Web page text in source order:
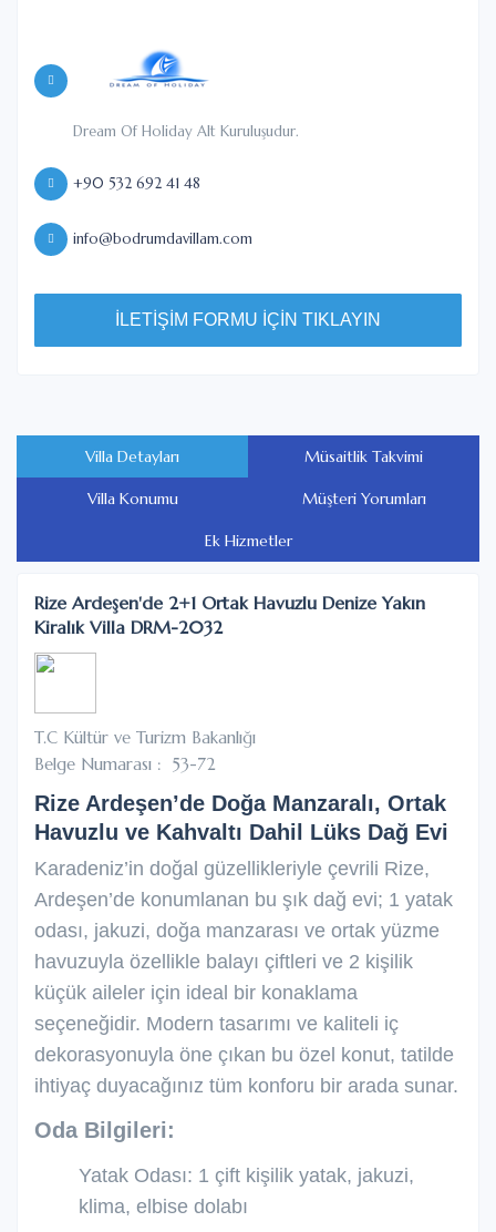
Villa Detayları Müsaitlik Takvimi
Villa Konumu Müşteri Yorumları
Ek Hizmetler
Rize Ardeşen'de 2+1 Ortak Havuzlu Denize Yakın
Kiralık Villa DRM-2032
T.C Kültür ve Turizm Bakanlığı
Belge Numarası : 53-72
Rize Ardeşen’de Doğa Manzaralı, Ortak
Havuzlu ve Kahvaltı Dahil Lüks Dağ Evi
Karadeniz’in doğal güzellikleriyle çevrili Rize,
Ardeşen’de konumlanan bu şık dağ evi; 1 yatak
odası, jakuzi, doğa manzarası ve ortak yüzme
havuzuyla özellikle balayı çiftleri ve 2 kişilik
küçük aileler için ideal bir konaklama
seçeneğidir. Modern tasarımı ve kaliteli iç
dekorasyonuyla öne çıkan bu özel konut, tatilde
ihtiyaç duyacağınız tüm konforu bir arada sunar.
Oda Bilgileri:
Yatak Odası: 1 çift kişilik yatak, jakuzi,
klima, elbise dolabı
Dream Of Holiday Alt Kuruluşudur.
+90 532 692 41 48
info@bodrumdavillam.com
İLETİŞİM FORMU İÇİN TIKLAYIN